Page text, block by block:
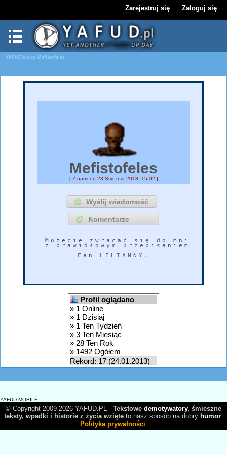
Zarejestruj się Zaloguj się
YAFUD'owicz Mefistofeles
Mefistofeles
[ Z nami od 23 Stycznia 2013, 15:02 ]
Możecie zwracać się do mnie
z prawidłowym przepisaniem
Fan LILIANNY.
Profil oglądano
» 1 Online
» 1 Dzisiaj
» 1 Ten Tydzień
» 3 Ten Miesiąc
» 28 Ten Rok
» 1492 Ogółem
Rekord: 17 (24.01.2013)
YAFUD MOBILE
© Copyright 2009-2026 YAFUD.PL - Tekstowe demotywatory, śmieszne
teksty, wpadki i historie z życia wzięte to nasz sposób na dobry humor.
Polityka prywatności.